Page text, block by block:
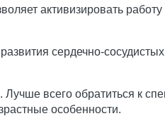
активизировать работу
сердечно-
всего обратиться к
особенности.